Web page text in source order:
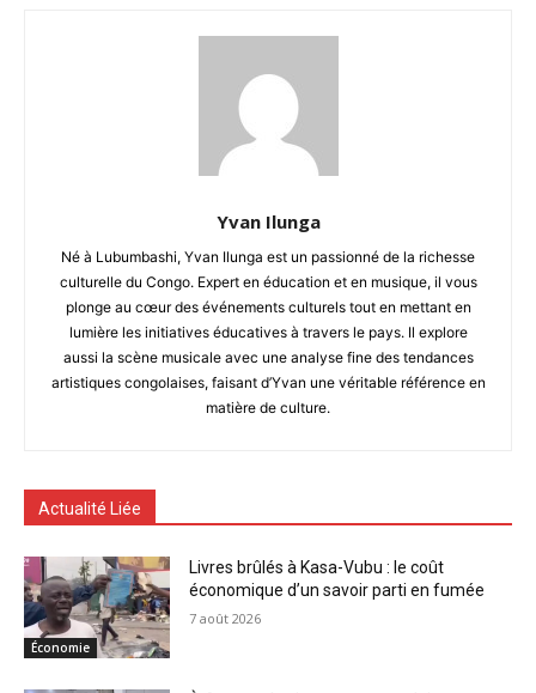
Yvan Ilunga
Né à Lubumbashi, Yvan Ilunga est un passionné de la richesse
culturelle du Congo. Expert en éducation et en musique, il vous
plonge au cœur des événements culturels tout en mettant en
lumière les initiatives éducatives à travers le pays. Il explore
aussi la scène musicale avec une analyse fine des tendances
artistiques congolaises, faisant d’Yvan une véritable référence en
matière de culture.
Actualité Liée
Économie
Livres brûlés à Kasa-Vubu : le coût
économique d’un savoir parti en fumée
7 août 2026